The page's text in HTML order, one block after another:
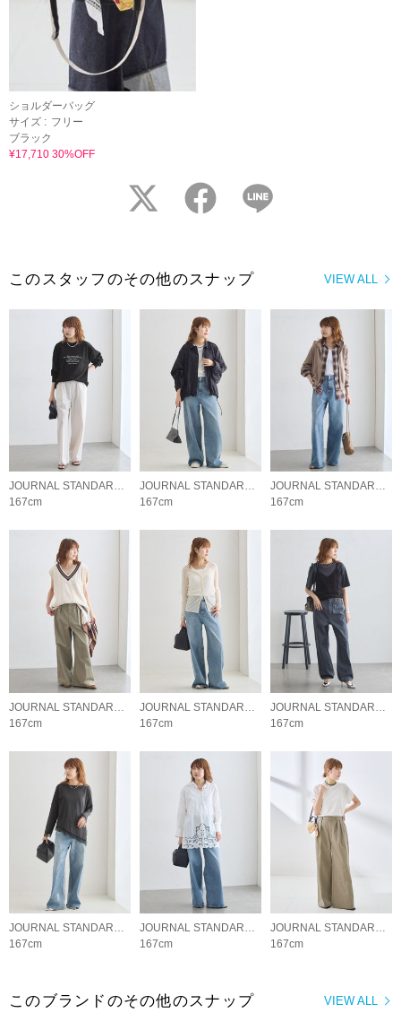
ショルダーバッグ
サイズ : フリー
ブラック
¥17,710 30%OFF
twitter facebook
VIEW ALL
このスタッフのその他のスナップ
JOURNAL STANDARD L'ESSAGE
167cm
JOURNAL STANDARD L'ESSAGE
167cm
JOURNAL STANDARD L'ESSAGE
167cm
167cm
167cm
167cm
167cm
167cm
167cm
VIEW ALL
このブランドのその他のスナップ